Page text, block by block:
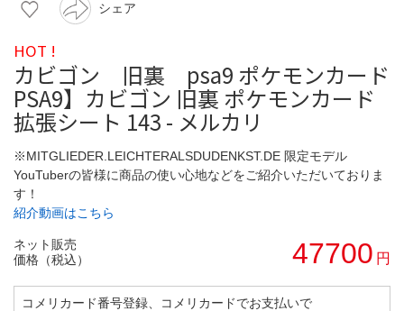
シェア
HOT !
カビゴン 旧裏 psa9 ポケモンカード
PSA9】カビゴン 旧裏 ポケモンカード
拡張シート 143 - メルカリ
※MITGLIEDER.LEICHTERALSDUDENKST.DE 限定モデル
YouTuberの皆様に商品の使い心地などをご紹介いただいておりま
す！
紹介動画はこちら
ネット販売
価格（税込）
47700 円
コメリカード番号登録、コメリカードでお支払いで